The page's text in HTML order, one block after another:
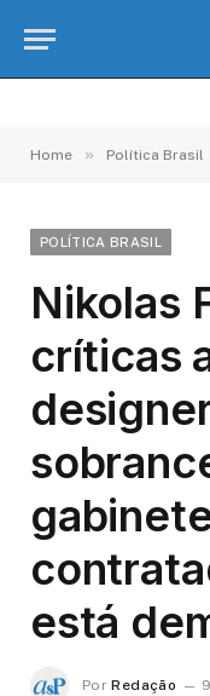
Home » Política Brasil
POLÍTICA BRASIL
Nikolas
críticas
está
Por Redação